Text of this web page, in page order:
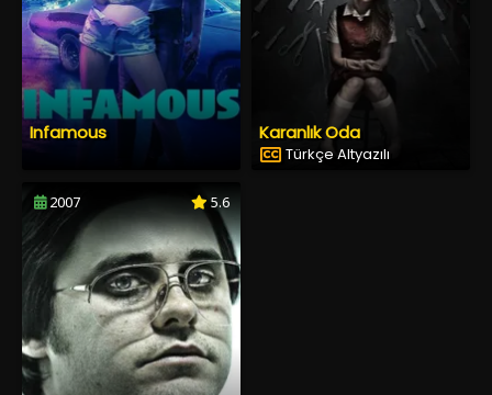
Infamous Karanlık Oda
Türkçe Altyazılı
2007 5.6